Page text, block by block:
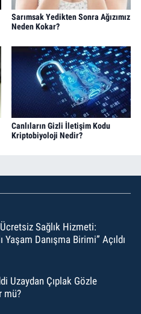
Sarımsak Yedikten Sonra Ağızımız
Neden Kokar?
Canlıların Gizli İletişim Kodu
Kriptobiyoloji Nedir?
Sağlık Hizmeti:
Yaşam Danışma Birimi” Açıldı
Uzaydan Çıplak Gözle
mü?